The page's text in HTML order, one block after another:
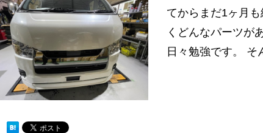
てからまだ1ヶ月
くどんなパーツが
日々勉強です。